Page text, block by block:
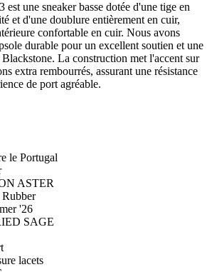
une sneaker basse dotée d'une tige en
et d'une doublure entièrement en cuir,
confortable en cuir. Nous avons
durable pour un excellent soutien et une
Blackstone. La construction met l'accent sur
extra rembourrés, assurant une résistance
de port agréable.
le Portugal
ASTER
Rubber
'26
SAGE
lacets